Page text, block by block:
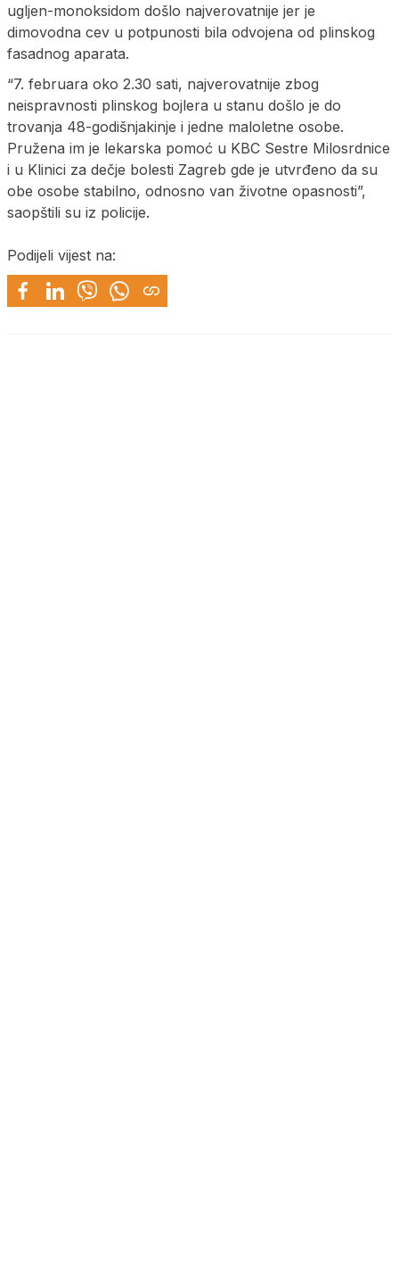
ugljen-monoksidom došlo najverovatnije jer je
dimovodna cev u potpunosti bila odvojena od plinskog
fasadnog aparata.
“7. februara oko 2.30 sati, najverovatnije zbog
neispravnosti plinskog bojlera u stanu došlo je do
trovanja 48-godišnjakinje i jedne maloletne osobe.
Pružena im je lekarska pomoć u KBC Sestre Milosrdnice
i u Klinici za dečje bolesti Zagreb gde je utvrđeno da su
obe osobe stabilno, odnosno van životne opasnosti”,
saopštili su iz policije.
Podijeli vijest na: